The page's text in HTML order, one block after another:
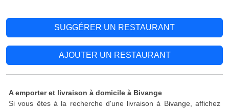
SUGGÉRER UN RESTAURANT
AJOUTER UN RESTAURANT
A emporter et livraison à domicile à Bivange
Si vous êtes à la recherche d'une livraison à Bivange, affichez